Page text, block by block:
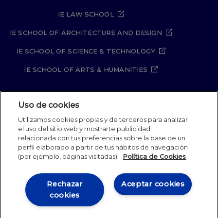
IE LAW SCHOOL
IE SCHOOL OF ARCHITECTURE AND DESIGN
IE SCHOOL OF SCIENCE & TECHNOLOGY
IE SCHOOL OF ARTS & HUMANITIES
Aviso legal
Política de Cookies
Política de seguridad
Student Academic Standards
Canal Compliance
Site Map
IE University 2026
Uso de cookies
Utilizamos cookies propias y de terceros para analizar
el uso del sitio web y mostrarte publicidad
relacionada con tus preferencias sobre la base de un
perfil elaborado a partir de tus hábitos de navegación
(por ejemplo, páginas visitadas).
Política de Cookies
Aceptar cookies
Rechazar
cookies